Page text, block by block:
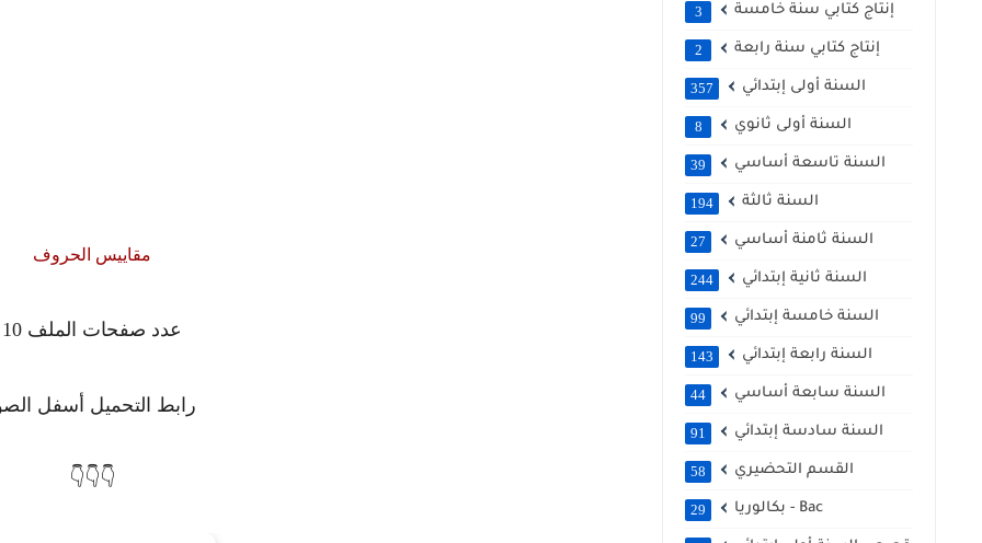
مقاييس الحروف
عدد صفحات الملف 10
رابط التحميل أسفل
👇👇👇
إنتاج كتابي سنة خامسة 3
إنتاج كتابي سنة رابعة 2
السنة أولى إبتدائي 357
السنة أولى ثانوي 8
السنة تاسعة أساسي 39
السنة ثالثة 194
السنة ثامنة أساسي 27
السنة ثانية إبتدائي 244
السنة خامسة إبتدائي 99
السنة رابعة إبتدائي 143
السنة سابعة أساسي 44
السنة سادسة إبتدائي 91
القسم التحضيري 58
بكالوريا - Bac 29